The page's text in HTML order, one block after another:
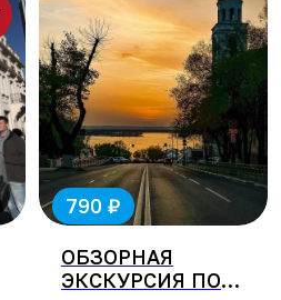
ОБЗОРНАЯ
ЭКСКУРСИЯ ПО
790 ₽